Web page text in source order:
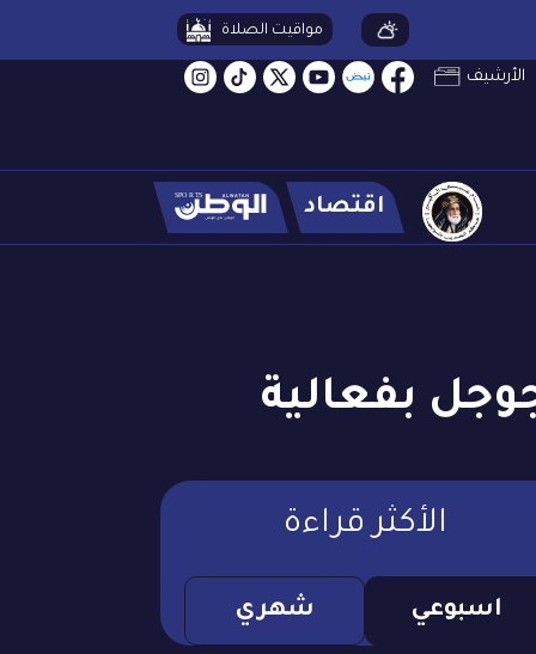
مواقيت الصلاة
الأرشيف
اقتصاد
بفعالية
الأكثر قراءة
اسبوعي شهري